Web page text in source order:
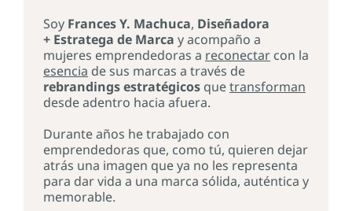
Soy Frances Y. Machuca, Diseñadora
+ Estratega de Marca y acompaño a
mujeres emprendedoras a reconectar con la
esencia de sus marcas a través de
rebrandings estratégicos quetransforman
desde adentro hacia afuera.
Durante años he trabajado con
emprendedoras que, como tú, quieren dejar
atrás una imagen que ya no les representa
para dar vida a una marca sólida, auténtica y
memorable.